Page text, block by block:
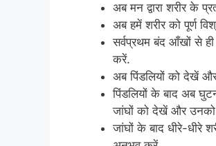
अब मन द्वारा शरीर के
अब हमें शरीर को पूर्ण
सर्वप्रथम बंद आँखों से
करें.
अब पिंडलियों को देखें और
पिंडलियों के बाद अब
जांघों को देखें और उनको
जांघों के बाद धीरे-धीरे